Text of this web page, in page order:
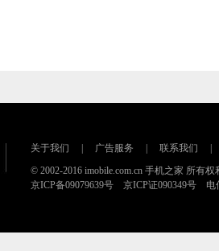
关于我们 广告服务 联系我们
© 2002-2016 imobile.com.cn 手机之家 所有权
京ICP备09079639号 京ICP证090349号 电